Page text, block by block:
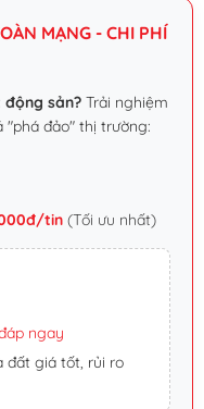
MẠNG - CHI PHÍ
sản? Trải nghiệm
"phá đảo" thị trường:
tin (Tối ưu nhất)
ngay
đất giá tốt, rủi ro